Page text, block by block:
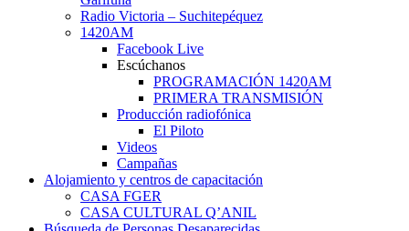
Radio Victoria – Suchitepéquez
1420AM
Facebook Live
Escúchanos
PROGRAMACIÓN 1420AM
PRIMERA TRANSMISIÓN
Producción radiofónica
El Piloto
Videos
Campañas
Alojamiento y centros de capacitación
CASA FGER
CASA CULTURAL Q’ANIL